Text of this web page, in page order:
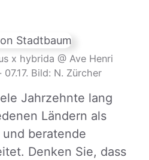
x hybrida @ Ave Henri
Bild: N. Zürcher
Jahrzehnte lang
Ländern als
beratende
Denken Sie, dass